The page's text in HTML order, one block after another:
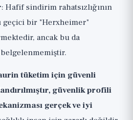
: Hafif sindirim rahatsızlığının
geçici bir "Herxheimer"
ancak bu da
tüketim için güvenli
güvenlik profili
gerçek ve iyi